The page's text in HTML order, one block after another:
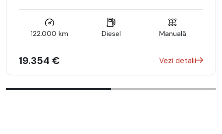
– Nivel de echipare – TREND
122.000 km Diesel Manuală
19.354 € Vezi detalii